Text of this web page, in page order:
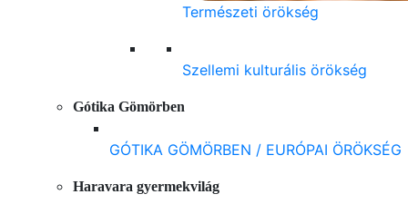
Természeti örökség
Szellemi kulturális örökség
Gótika Gömörben
GÓTIKA GÖMÖRBEN / EURÓPAI ÖRÖKSÉG
Haravara gyermekvilág